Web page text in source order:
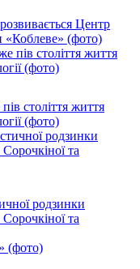
Центр
«Коблеве» (фото)
століття життя
(фото)
родзинки
та